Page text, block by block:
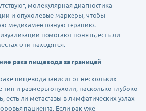
молекулярная диагностика
и опухолевые маркеры, чтобы
медикаментозную терапию.
помогают понять, есть ли
они находятся.
рака пищевода за границей
пищевода зависит от нескольких
тип и размеры опухоли, насколько глубоко
есть ли метастазы в лимфатических узлах
пациента. Если рак уже